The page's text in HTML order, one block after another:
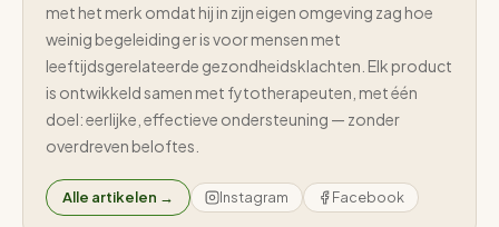
met het merk omdat hij in zijn eigen omgeving zag hoe
weinig begeleiding er is voor mensen met
leeftijdsgerelateerde gezondheidsklachten. Elk product
is ontwikkeld samen met fytotherapeuten, met één
doel: eerlijke, effectieve ondersteuning — zonder
overdreven beloftes.
Alle artikelen → Instagram Facebook